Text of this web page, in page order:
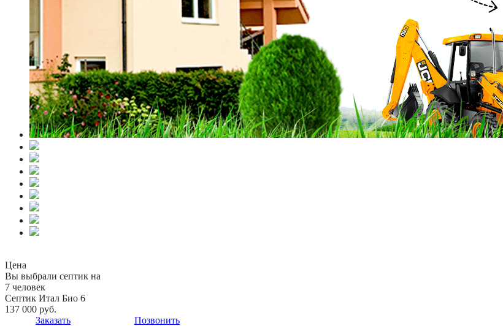
Цена
Вы выбрали септик на
7 человек
Септик Итал Био 6
137 000 руб.
Заказать
Позвонить